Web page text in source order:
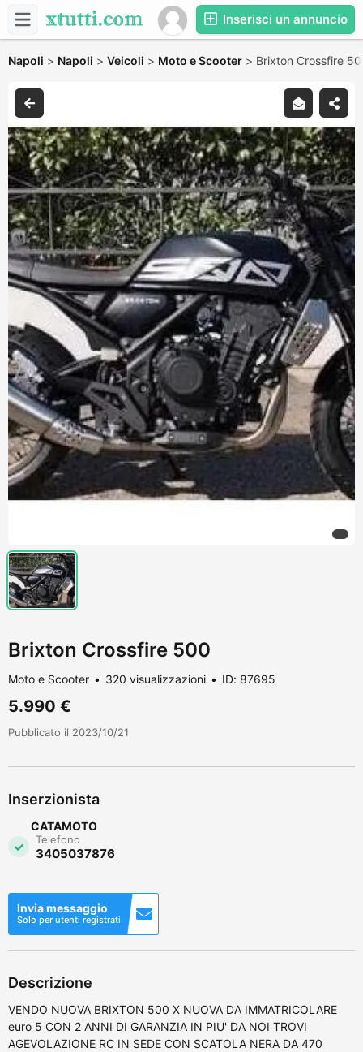
Inserisci un annuncio
Napoli > Napoli > Veicoli > Moto e Scooter > Brixton Crossfire
Brixton Crossfire 500
Moto e Scooter 320 visualizzazioni ID: 87695
5.990 €
Pubblicato il 2023/10/21
Inserzionista
CATAMOTO
Telefono
3405037876
Invia messaggio
Solo per utenti registrati
Descrizione
VENDO NUOVA BRIXTON 500 X NUOVA DA IMMATRICOLARE
euro 5 CON 2 ANNI DI GARANZIA IN PIU' DA NOI TROVI
AGEVOLAZIONE RC IN SEDE CON SCATOLA NERA DA 470